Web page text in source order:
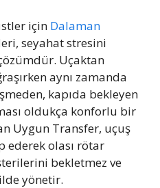
için Dalaman
seyahat stresini
Uçaktan
aynı zamanda
kapıda bekleyen
oldukça konforlu bir
Uygun Transfer, uçuş
ederek olası rötar
bekletmez ve
yönetir.